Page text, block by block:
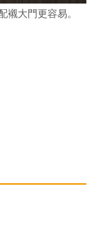
襯大門更容易。